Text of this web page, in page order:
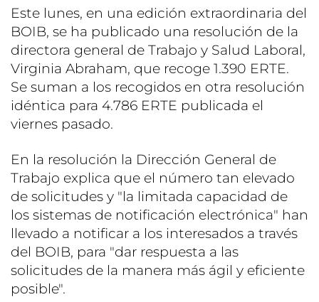
Este lunes, en una edición extraordinaria del
BOIB, se ha publicado una resolución de la
directora general de Trabajo y Salud Laboral,
Virginia Abraham, que recoge 1.390 ERTE.
Se suman a los recogidos en otra resolución
idéntica para 4.786 ERTE publicada el
viernes pasado.
En la resolución la Dirección General de
Trabajo explica que el número tan elevado
de solicitudes y "la limitada capacidad de
los sistemas de notificación electrónica" han
llevado a notificar a los interesados a través
del BOIB, para "dar respuesta a las
solicitudes de la manera más ágil y eficiente
posible".